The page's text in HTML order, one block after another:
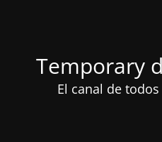
Temporary
El canal de